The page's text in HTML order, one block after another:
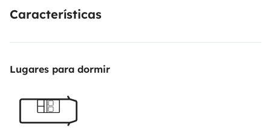
Características
Lugares para dormir